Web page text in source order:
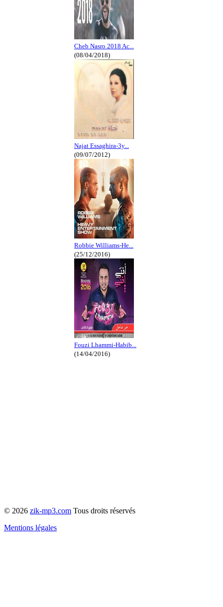
Cheb Nasro 2018 Ac...
(08/04/2018)
Najat Essaghira-3y...
(09/07/2012)
Robbie Williams-He...
(25/12/2016)
Fouzi Lhammi-Habib...
(14/04/2016)
© 2026 zik-mp3.com Tous droits réservés
Mentions légales